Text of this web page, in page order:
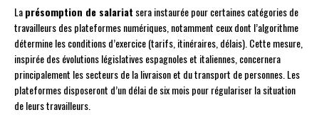
Laprésomption de salariat sera instaurée pour certaines catégories de
travailleurs des plateformes numériques, notamment ceux dont l’algorithme
détermine les conditions d’exercice (tarifs, itinéraires, délais). Cette mesure,
inspirée des évolutions législatives espagnoles et italiennes, concernera
principalement les secteurs de la livraison et du transport de personnes. Les
plateformes disposeront d’un délai de six mois pour régulariser la situation
de leurs travailleurs.